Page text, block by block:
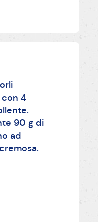
4
90 g di
ad